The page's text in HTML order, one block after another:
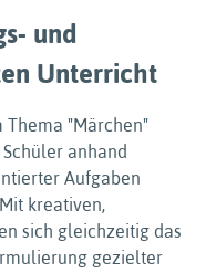
und
Unterricht
"Märchen"
anhand
Aufgaben
kreativen,
sich gleichzeitig das
gezielter